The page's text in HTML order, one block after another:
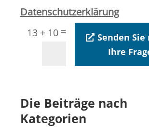
Datenschutzerklärung
13 + 10 =
Senden
Ihre
Die Beiträge nach
Kategorien